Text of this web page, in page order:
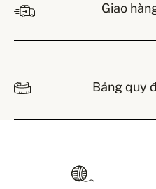
Giao
Bảng quy